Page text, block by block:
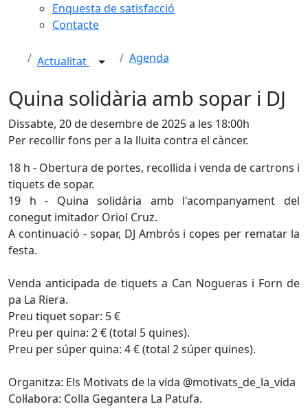
Enquesta de satisfacció
Contacte
Actualitat Agenda
Quina solidària amb sopar i DJ
Dissabte, 20 de desembre de 2025 a les 18:00h
Per recollir fons per a la lluita contra el càncer.
18 h - Obertura de portes, recollida i venda de cartrons i
tiquets de sopar.
19 h - Quina solidària amb l'acompanyament del
conegut imitador Oriol Cruz.
A continuació - sopar, DJ Ambrós i copes per rematar la
festa.
Venda anticipada de tiquets a Can Nogueras i Forn de
pa La Riera.
Preu tiquet sopar: 5 €
Preu per quina: 2 € (total 5 quines).
Preu per súper quina: 4 € (total 2 súper quines).
Organitza: Els Motivats de la vida @motivats_de_la_vida
Col·labora: Colla Gegantera La Patufa.